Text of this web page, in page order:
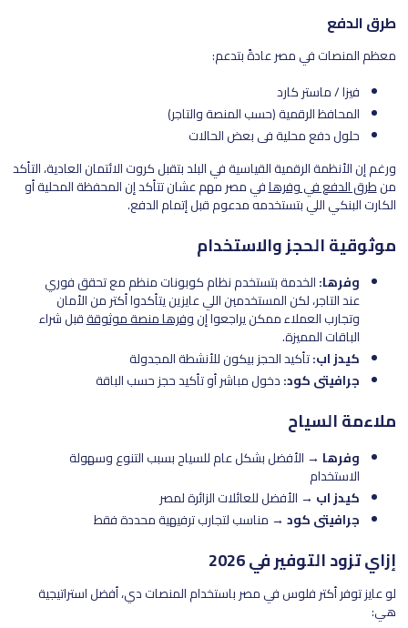
طرق الدفع
معظم المنصات في مصر عادةً بتدعم:
فيزا / ماستر كارد
المحافظ الرقمية (حسب المنصة والتاجر)
حلول دفع محلية في بعض الحالات
ورغم إن الأنظمة الرقمية القياسية في البلد بتقبل كروت الائتمان العادية، التأكد
منطرق الدفع في وفرهافي مصر مهم عشان تتأكد إن المحفظة المحلية أو
الكارت البنكي اللي بتستخدمه مدعوم قبل إتمام الدفع.
موثوقية الحجز والاستخدام
وفرها:الخدمة بتستخدم نظام كوبونات منظم مع تحقق فوري
عند التاجر، لكن المستخدمين اللي عايزين يتأكدوا أكتر من الأمان
وتجارب العملاء ممكن يراجعوا إنوفرها منصة موثوقةقبل شراء
الباقات المميزة.
كيدز اب:تأكيد الحجز بيكون للأنشطة المجدولة
جرافيتي كود:دخول مباشر أو تأكيد حجز حسب الباقة
ملاءمة السياح
وفرها → الأفضل بشكل عام للسياح بسبب التنوع وسهولة
الاستخدام
كيدز اب → الأفضل للعائلات الزائرة لمصر
جرافيتي كود → مناسب لتجارب ترفيهية محددة فقط
إزاي تزود التوفير في 2026
لو عايز توفر أكتر فلوس في مصر باستخدام المنصات دي، أفضل استراتيجية
هي: